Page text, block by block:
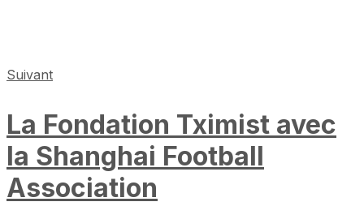
Suivant
La Fondation Tximist avec
la Shanghai Football
Association